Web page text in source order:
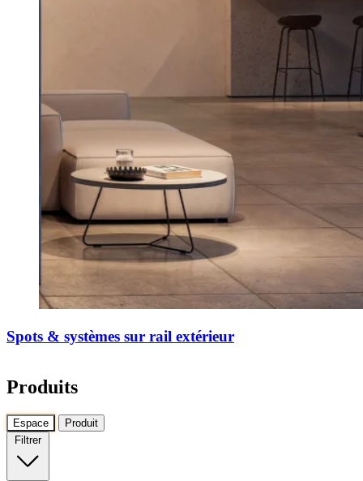
Spots & systèmes sur rail extérieur
Produits
Espace
Produit
Filtrer